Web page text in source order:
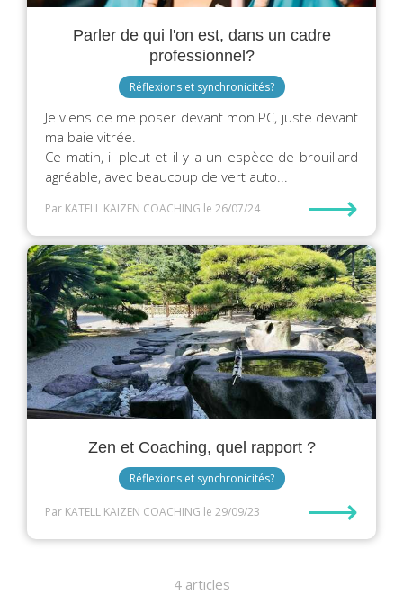
Parler de qui l'on est, dans un cadre
professionnel?
Réflexions et synchronicités?
Je viens de me poser devant mon PC, juste devant
ma baie vitrée. ️
Ce matin, il pleut et il y a un espèce de brouillard
agréable, avec beaucoup de vert auto...
Par KATELL KAIZEN COACHING le 26/07/24 ⟶
Zen et Coaching, quel rapport ?
Réflexions et synchronicités?
Par KATELL KAIZEN COACHING le 29/09/23 ⟶
4 articles